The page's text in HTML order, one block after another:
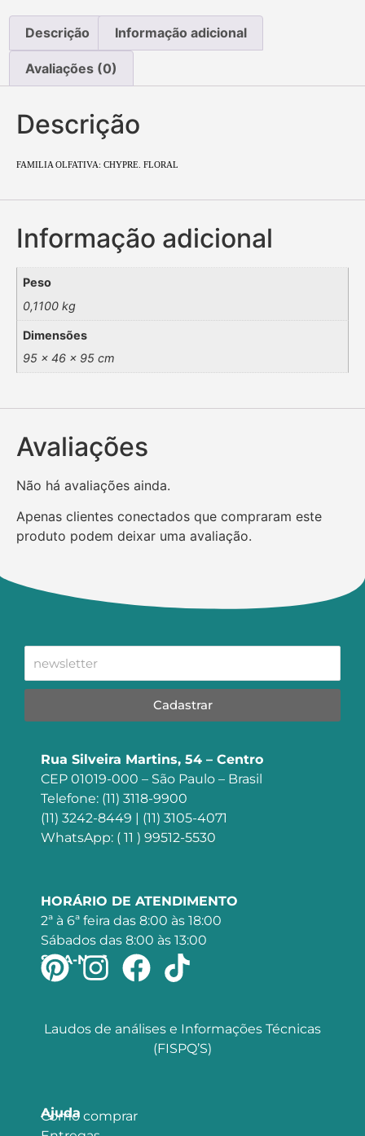
Descrição Informação adicional
Avaliações (0)
Descrição
FAMILIA OLFATIVA: CHYPRE. FLORAL
Informação adicional
Peso
0,1100 kg
Dimensões
95 × 46 × 95 cm
Avaliações
Não há avaliações ainda.
Apenas clientes conectados que compraram este
produto podem deixar uma avaliação.
Cadastrar
Rua Silveira Martins, 54 – Centro
CEP 01019-000 – São Paulo – Brasil
Telefone: (11) 3118-9900
(11) 3242-8449 | (11) 3105-4071
WhatsApp: ( 11 ) 99512-5530
HORÁRIO DE ATENDIMENTO
2ª à 6ª feira das 8:00 às 18:00
Sábados das 8:00 às 13:00
SIGA-NOS
Laudos de análises e Informações Técnicas
(FISPQ’S)
Ajuda
Como comprar